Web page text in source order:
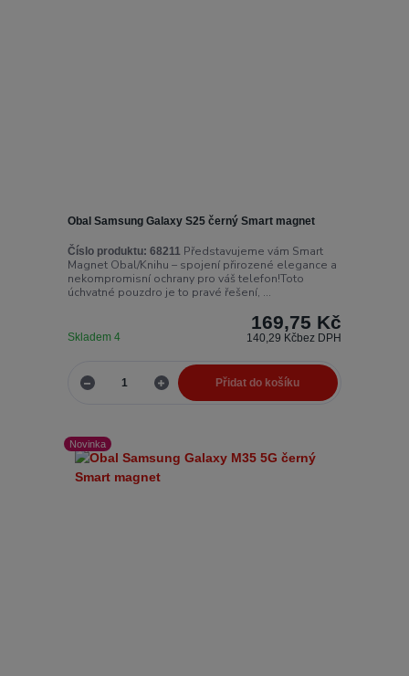
Obal Samsung Galaxy S25 černý Smart magnet
Číslo produktu: 68211Představujeme vám Smart
Magnet Obal/Knihu – spojení přirozené elegance a
nekompromisní ochrany pro váš telefon!Toto
úchvatné pouzdro je to pravé řešení, ...
169,75 Kč
140,29 Kčbez DPH
Skladem 4
Přidat do košíku
Novinka